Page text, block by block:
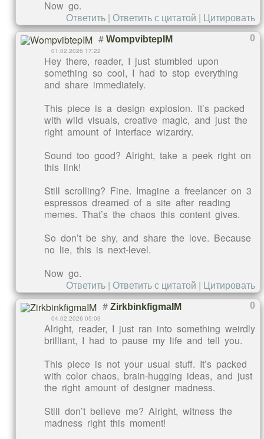
Now go.
Ответить | Ответить с цитатой | Цитировать
0
# WompvibtepIM
01.02.2026 17:22
Hey there, reader, I just stumbled upon
something so cool, I had to stop everything
and share immediately.
This piece is a design explosion. It’s packed
with wild visuals, creative magic, and just the
right amount of interface wizardry.
Sound too good? Alright, take a peek right on
this link!
Still scrolling? Fine. Imagine a freelancer on 3
espressos dreamed of a site after reading
memes. That’s the chaos this content gives.
So don’t be shy, and share the love. Because
no lie, this is next-level.
Now go.
Ответить | Ответить с цитатой | Цитировать
0
# ZirkbinkfigmaIM
04.02.2026 05:03
Alright, reader, I just ran into something weirdly
brilliant, I had to pause my life and tell you.
This piece is not your usual stuff. It’s packed
with color chaos, brain-hugging ideas, and just
the right amount of designer madness.
Still don’t believe me? Alright, witness the
madness right this moment!